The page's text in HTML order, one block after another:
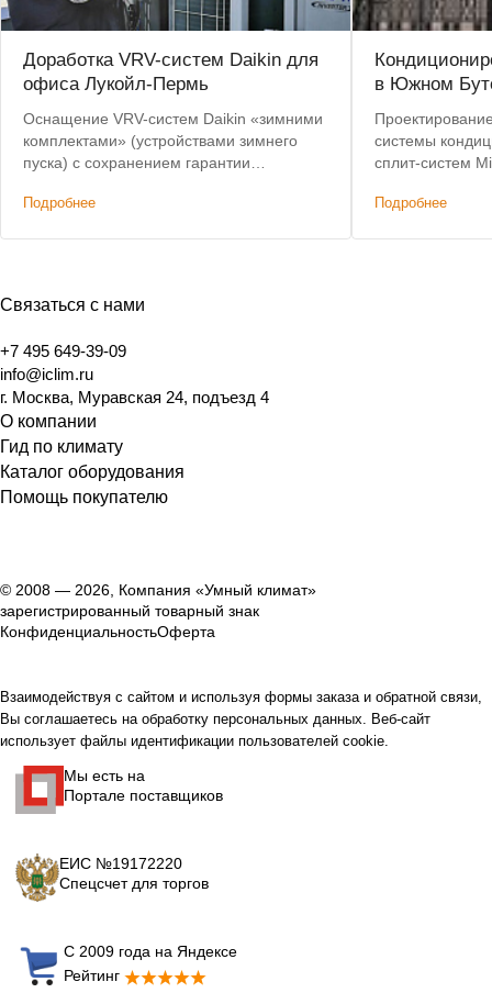
Доработка VRV-систем Daikin для
офиса Лукойл-Пермь
Оснащение VRV-систем Daikin «зимними
комплектами» (устройствами зимнего
пуска) с сохранением гарантии
25% дешевле конкурирующего решения.
Подробнее
в Южном
системы
сплит-систем
Подробнее
Связаться с нами
+7 495 649-39-09
info@iclim.ru
г. Москва, Муравская 24, подъезд 4
О компании
Гид по климату
Каталог оборудования
Помощь покупателю
© 2008 — 2026, Компания «Умный климат»
зарегистрированный товарный знак
КонфиденциальностьОферта
Взаимодействуя с сайтом и используя формы заказа и обратной связи,
Вы соглашаетесь на обработку персональных данных. Веб-сайт
использует файлы идентификации пользователей cookie.
Мы есть на
Портале поставщиков
ЕИС №19172220
Спецсчет для торгов
С 2009 года на Яндексе
Рейтинг